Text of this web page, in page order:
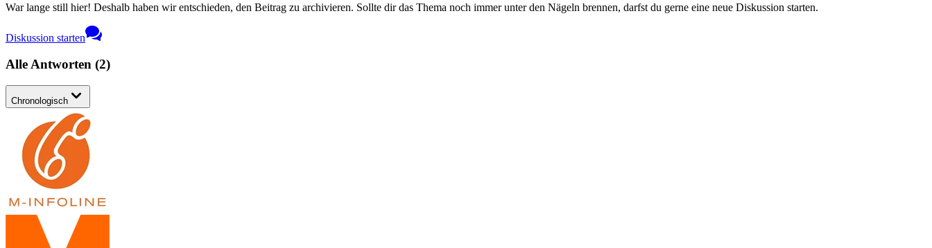
War lange still hier! Deshalb haben wir entschieden, den Beitrag zu archivieren. Sollte dir das Thema noch immer unter den Nägeln brennen, darfst du gerne eine neue Diskussion starten.
Diskussion starten
Alle Antworten (2)
Chronologisch